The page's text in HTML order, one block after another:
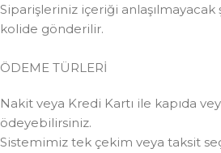
Siparişleriniz içeriği anlaşılmayacak
kolide gönderilir.
ÖDEME TÜRLERİ
Nakit veya Kredi Kartı ile kapıda
ödeyebilirsiniz.
Sistemimiz tek çekim veya taksit